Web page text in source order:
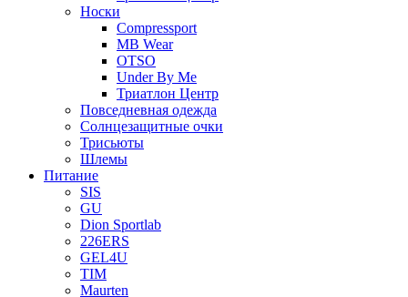
Носки
Compressport
MB Wear
OTSO
Under By Me
Триатлон Центр
Повседневная одежда
Солнцезащитные очки
Трисьюты
Шлемы
Питание
SIS
GU
Dion Sportlab
226ERS
GEL4U
TIM
Maurten